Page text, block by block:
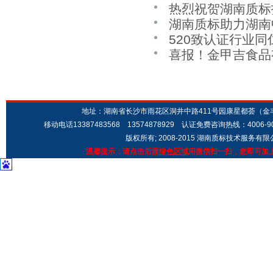
热烈祝贺湖南质
企业”
湖南质标助力湖
级
520致认证行业同
喜报！金甲吉食
地址：湖南省长沙市雨花区洞井中路411号园康星都荟（
移动电话13387483568 13574878929 认证免费咨询热线：4006-
版权所有; 2008-2015 湖南质标技术服务有限
温馨提示：请点击后面绿色区域用微信扫一扫，您即可加